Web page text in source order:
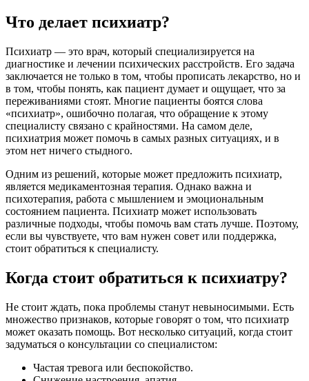
Что делает психиатр?
Психиатр — это врач, который специализируется на
диагностике и лечении психических расстройств. Его задача
заключается не только в том, чтобы прописать лекарство, но и
в том, чтобы понять, как пациент думает и ощущает, что за
переживаниями стоят. Многие пациенты боятся слова
«психиатр», ошибочно полагая, что обращение к этому
специалисту связано с крайностями. На самом деле,
психиатрия может помочь в самых разных ситуациях, и в
этом нет ничего стыдного.
Одним из решений, которые может предложить психиатр,
является медикаментозная терапия. Однако важна и
психотерапия, работа с мышлением и эмоциональным
состоянием пациента. Психиатр может использовать
различные подходы, чтобы помочь вам стать лучше. Поэтому,
если вы чувствуете, что вам нужен совет или поддержка,
стоит обратиться к специалисту.
Когда стоит обратиться к психиатру?
Не стоит ждать, пока проблемы станут невыносимыми. Есть
множество признаков, которые говорят о том, что психиатр
может оказать помощь. Вот несколько ситуаций, когда стоит
задуматься о консультации со специалистом:
Частая тревога или беспокойство.